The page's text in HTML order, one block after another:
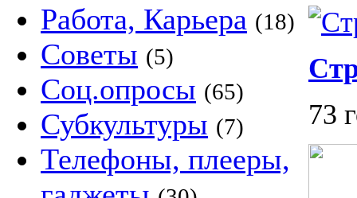
Работа, Карьера (18)
Советы (5)
Соц.опросы (65)
Субкультуры (7)
Телефоны, плееры,
73